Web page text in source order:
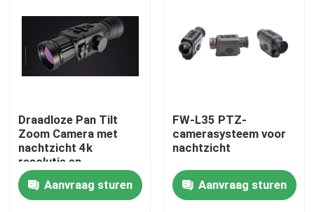
Over ons
Kwaliteitscontrole
Neem contact met ons op
Draadloze Pan Tilt
Zoom Camera met
nachtzicht 4k
resolutie en
afstandsbediening
geschikt voor
beveiligingsbewaking
Aanvraag sturen
FW-L35 PTZ-
camerasysteem voor
nachtzicht
Aanvraag sturen